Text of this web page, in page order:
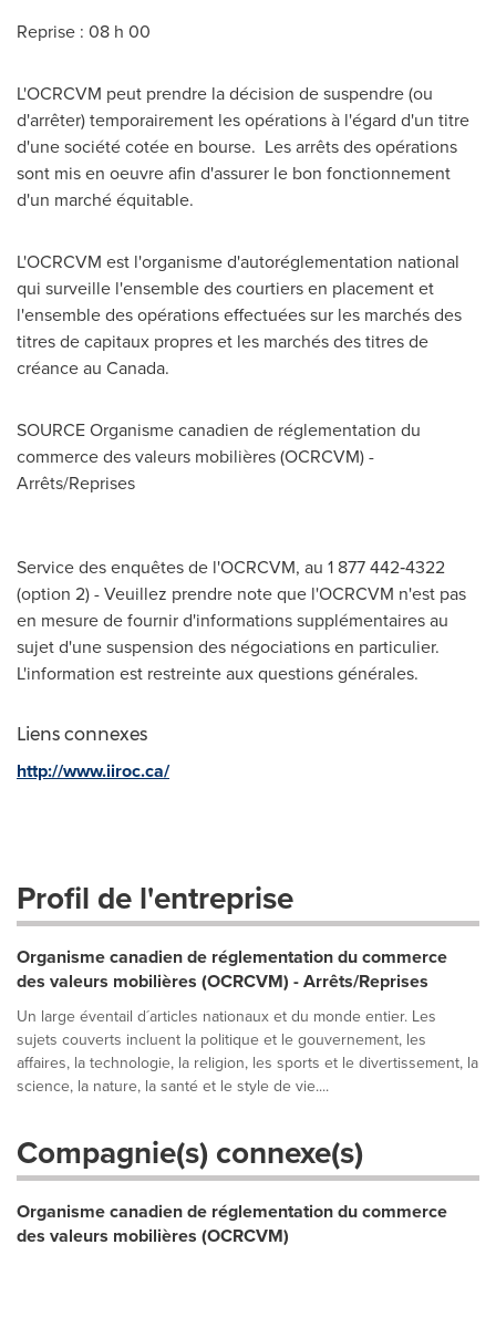
Reprise : 08 h 00
L'OCRCVM peut prendre la décision de suspendre (ou
d'arrêter) temporairement les opérations à l'égard d'un titre
d'une société cotée en bourse. Les arrêts des opérations
sont mis en oeuvre afin d'assurer le bon fonctionnement
d'un marché équitable.
L'OCRCVM est l'organisme d'autoréglementation national
qui surveille l'ensemble des courtiers en placement et
l'ensemble des opérations effectuées sur les marchés des
titres de capitaux propres et les marchés des titres de
créance au Canada.
SOURCE Organisme canadien de réglementation du
commerce des valeurs mobilières (OCRCVM) -
Arrêts/Reprises
Service des enquêtes de l'OCRCVM, au 1 877 442‑4322
(option 2) - Veuillez prendre note que l'OCRCVM n'est pas
en mesure de fournir d'informations supplémentaires au
sujet d'une suspension des négociations en particulier.
L'information est restreinte aux questions générales.
Liens connexes
http://www.iiroc.ca/
Profil de l'entreprise
Organisme canadien de réglementation du commerce
des valeurs mobilières (OCRCVM) - Arrêts/Reprises
Un large éventail d´articles nationaux et du monde entier. Les
sujets couverts incluent la politique et le gouvernement, les
affaires, la technologie, la religion, les sports et le divertissement, la
science, la nature, la santé et le style de vie....
Compagnie(s) connexe(s)
Organisme canadien de réglementation du commerce
des valeurs mobilières (OCRCVM)